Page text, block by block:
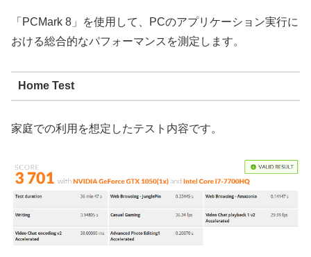
「PCMark 8」を使用して、PCのアプリケーション実行に
おける総合的なパフォーマンスを測定します。
Home Test
家庭での利用を想定したテスト内容です。